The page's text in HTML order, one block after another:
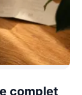
complet